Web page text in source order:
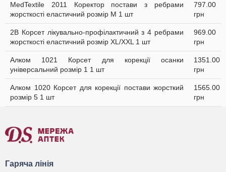
MedTextile 2011 Коректор постави з ребрами
жорсткості еластичний розмір М 1 шт
797.00
грн
2B Корсет лікувально-профілактичний з 4 ребрами
жорсткості еластичний розмір XL/XXL 1 шт
969.00
грн
Алком 1021 Корсет для корекції осанки
універсальний розмір 1 1 шт
1351.00
грн
Алком 1020 Корсет для корекції постави жорсткий
розмір 5 1 шт
1565.00
грн
Гаряча лінія